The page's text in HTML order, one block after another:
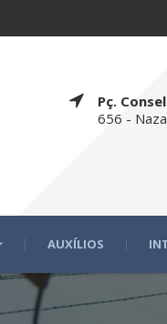
Pç.
656 -
AUXÍLIOS